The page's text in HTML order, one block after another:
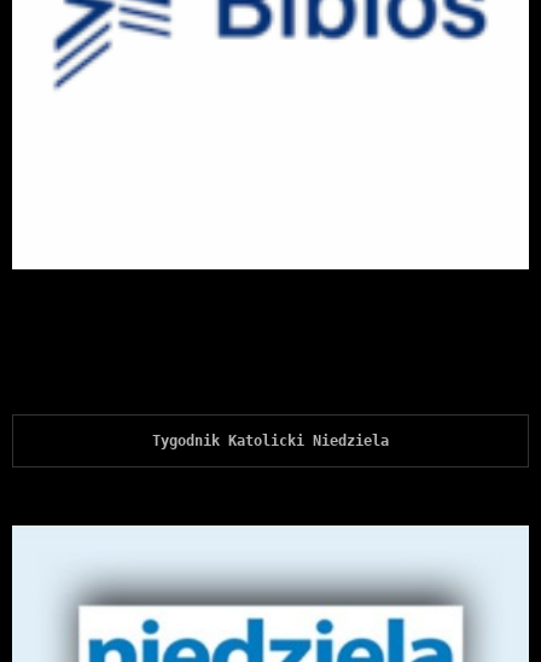
Tygodnik Katolicki Niedziela